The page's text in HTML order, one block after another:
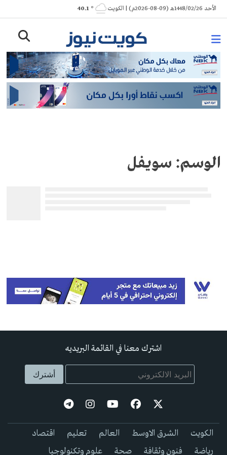
Skip
to
الأحد 1448/02/26هـ (09-08-2026م) | الكويت ° 40.1
الوسم: سويفل
اشترك معنا في القائمة البريديه
الكويت الشرق الاوسط العالم تعليم
اقتصاد
رياضة
فنون وثقافة صحة علوم وتكنولوجيا